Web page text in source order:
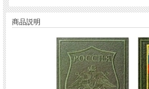
商品説明